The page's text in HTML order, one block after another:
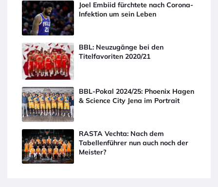
Joel Embiid fürchtete nach Corona-
Infektion um sein Leben
BBL: Neuzugänge bei den
Titelfavoriten 2020/21
BBL-Pokal 2024/25: Phoenix Hagen
& Science City Jena im Portrait
RASTA Vechta: Nach dem
Tabellenführer nun auch noch der
Meister?